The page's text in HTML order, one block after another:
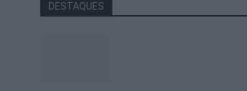
DESTAQUES